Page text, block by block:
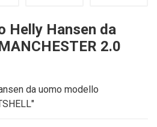
Helly Hansen da
2.0
da uomo modello